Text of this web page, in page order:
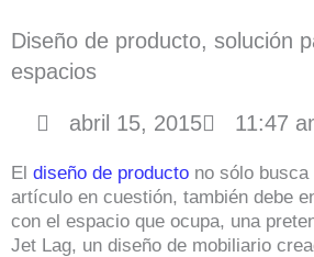
Diseño de producto, solución
espacios
abril 15, 2015 11:47
El diseño de producto no sólo
artículo en cuestión, también debe
con el espacio que ocupa, una
Jet Lag, un diseño de mobiliario